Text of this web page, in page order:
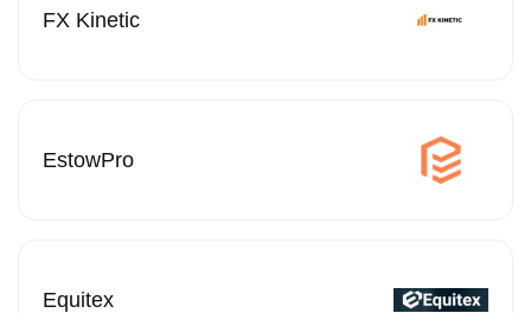
FX Kinetic
EstowPro
Equitex